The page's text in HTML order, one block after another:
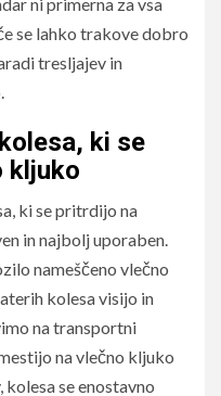
se lahko trakove dobro
tresljajev in
ki se
kljuko
ki se pritrdijo na
in najbolj uporaben.
nameščeno vlečno
kolesa visijo in
na transportni
na vlečno kljuko
kolesa se enostavno